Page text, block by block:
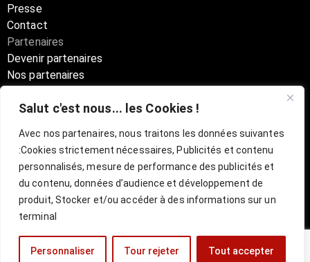
Salut c'est nous... les Cookies !
Avec nos partenaires, nous traitons les données suivantes
:Cookies strictement nécessaires, Publicités et contenu
personnalisés, mesure de performance des publicités et
du contenu, données d’audience et développement de
produit, Stocker et/ou accéder à des informations sur un
terminal
Personnaliser Tour rejeter Tout accepter
Presse
Contact
Partenaires
Devenir partenaires
Nos partenaires
Billetterie Officielle ESBVA-LM
mentions légaleslCGU